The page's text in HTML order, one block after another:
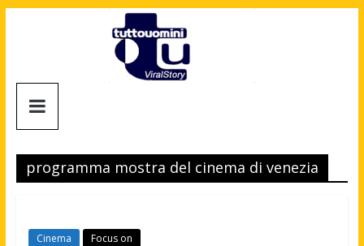
Tuttouomini
Tv,
Cinema,
news
programma mostra del cinema di venezia
Cinema Focus on